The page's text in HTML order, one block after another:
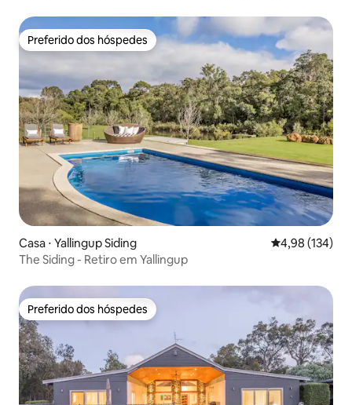
Preferido dos hóspedes
Preferido dos hóspedes
Casa ⋅ Yallingup Siding 4,98 de uma
4,98 (134)
The Siding - Retiro em Yallingup
Preferido dos hóspedes
Preferido dos hóspedes